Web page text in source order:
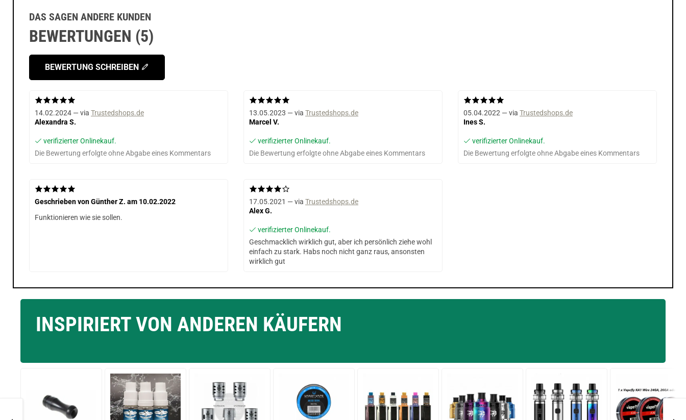
DAS SAGEN ANDERE KUNDEN
BEWERTUNGEN (5)
BEWERTUNG SCHREIBEN
14.02.2024 — via Trustedshops.de
Alexandra S.
verifizierter Onlinekauf.
Die Bewertung erfolgte ohne Abgabe eines Kommentars
13.05.2023 — via Trustedshops.de
Marcel V.
verifizierter Onlinekauf.
Die Bewertung erfolgte ohne Abgabe eines Kommentars
05.04.2022 — via Trustedshops.de
Ines S.
verifizierter Onlinekauf.
Die Bewertung erfolgte ohne Abgabe eines Kommentars
Geschrieben vonGünther Z. am 10.02.2022
Funktionieren wie sie sollen.
17.05.2021 — via Trustedshops.de
Alex G.
verifizierter Onlinekauf.
Geschmacklich wirklich gut, aber ich persönlich ziehe wohl
einfach zu stark. Habs noch nicht ganz raus, ansonsten
wirklich gut
INSPIRIERT VON ANDEREN KÄUFERN